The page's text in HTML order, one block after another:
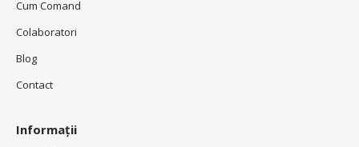
Cum Comand
Colaboratori
Blog
Contact
Informații